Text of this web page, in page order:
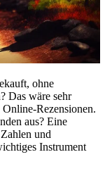
ohne
Das wäre sehr
Rezensionen.
aus? Eine
und
Instrument